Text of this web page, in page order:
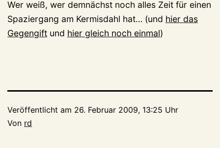
Wer weiß, wer demnächst noch alles Zeit für einen
Spaziergang am Kermisdahl hat… (und hier das
Gegengift und hier gleich noch einmal)
Veröffentlicht am 26. Februar 2009, 13:25 Uhr
Von rd